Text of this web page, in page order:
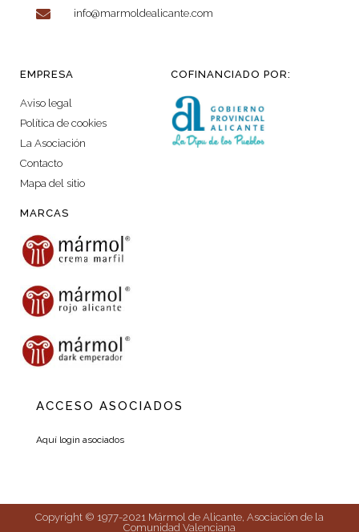
info@marmoldealicante.com
EMPRESA
Aviso legal
Política de cookies
La Asociación
Contacto
Mapa del sitio
COFINANCIADO POR:
MARCAS
ACCESO ASOCIADOS
Aquí login asociados
Copyright © 1977-2021 Mármol de Alicante, Asociación de la
Comunidad Valenciana